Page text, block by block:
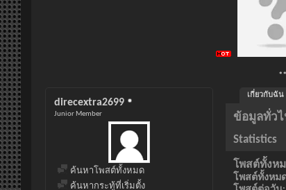
direcextra2699
Junior Member
ค้นหาโพสต์ทั้งหมด
ค้นหากระทู้ที่เริ่มตั้ง
เกี่ยวกับฉัน
ข้อมูลทั่วไ
Statistics
โพสต์ทั้งห
โพสต์ทั้งหม